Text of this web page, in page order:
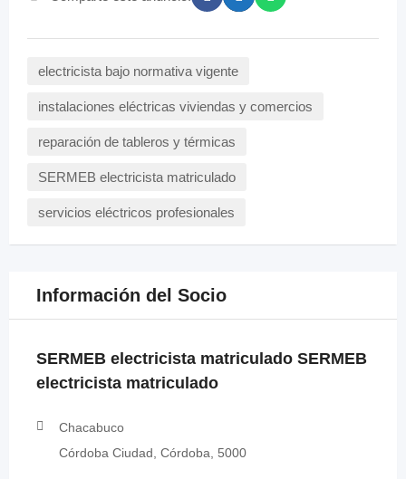
electricista bajo normativa vigente
instalaciones eléctricas viviendas y comercios
reparación de tableros y térmicas
SERMEB electricista matriculado
servicios eléctricos profesionales
Información del Socio
SERMEB electricista matriculado SERMEB
electricista matriculado
Chacabuco
Córdoba Ciudad, Córdoba, 5000